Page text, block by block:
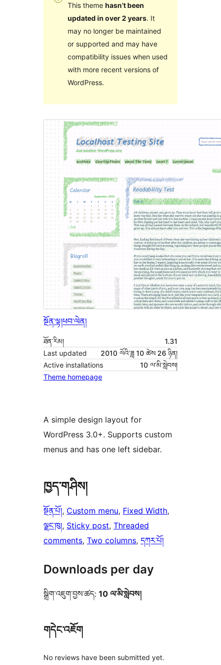
This theme hasn’t been
updated in over 2 years. It
may no longer be maintained
or supported and may have
compatibility issues when used
with more recent versions of
WordPress.
སྔོན་ལྟ།ཕབ་ལེན།
ཐོན་རིམ།
1.31
Last updated
2010 ལོའི་ཟླ 10 ཚེས 26 ཉིན།
Active installations
10 ལ་མི་སླེབས།
Theme homepage
A simple design layout for
WordPress 3.0+. Supports custom
menus and has one left sidebar.
ཁྱད་གཤིས།
སྔོན་པོ།, Custom menu, Fixed Width
ལྗང་ཁུ།, Sticky post, Threaded
comments, Two columns, དཀར་པོ།
Downloads per day
སྒྲིག་འཇུག་བྱས་ཚད: 10 ལ་མི་སླེབས།
གདེང་འཇོག
No reviews have been submitted yet.